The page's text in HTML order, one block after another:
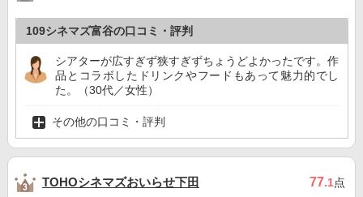
109シネマズ富谷の口コミ・評判
シアターが広すぎず狭すぎずちょうどよかったです。作
品とコラボしたドリンクやフードもあって魅力的でし
た。（30代／女性）
その他の口コミ・評判
TOHOシネマズおいらせ下田 77.1点